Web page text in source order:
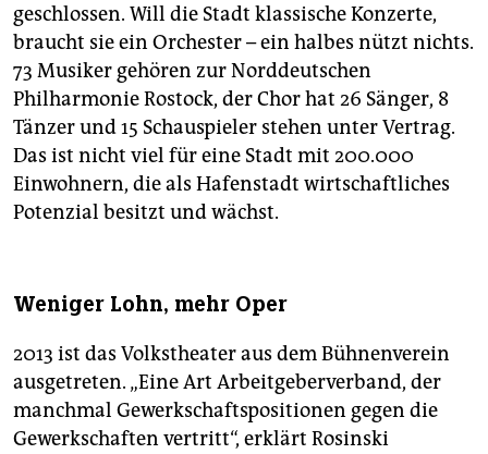
geschlossen. Will die Stadt klassische Konzerte,
braucht sie ein Orchester – ein halbes nützt nichts.
73 Musiker gehören zur Norddeutschen
Philharmonie Rostock, der Chor hat 26 Sänger, 8
Tänzer und 15 Schauspieler stehen unter Vertrag.
Das ist nicht viel für eine Stadt mit 200.000
Einwohnern, die als Hafenstadt wirtschaftliches
Potenzial besitzt und wächst.
Weniger Lohn, mehr Oper
2013 ist das Volkstheater aus dem Bühnenverein
ausgetreten. „Eine Art Arbeitgeberverband, der
manchmal Gewerkschaftspositionen gegen die
Gewerkschaften vertritt“, erklärt Rosinski